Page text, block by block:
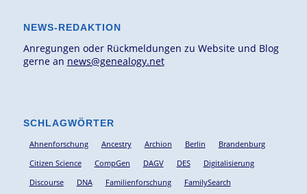
NEWS-REDAKTION
Anregungen oder Rückmeldungen zu Website und Blog
gerne an news@genealogy.net
SCHLAGWÖRTER
Ahnenforschung Ancestry Archion Berlin
Brandenburg
Citizen Science
CompGen DAGV DES
Digitalisierung
Discourse
DNA Familienforschung
FamilySearch